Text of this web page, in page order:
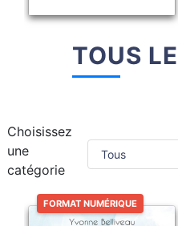
TOUS
Choisissez
une
catégorie
FORMAT NUMÉRIQUE